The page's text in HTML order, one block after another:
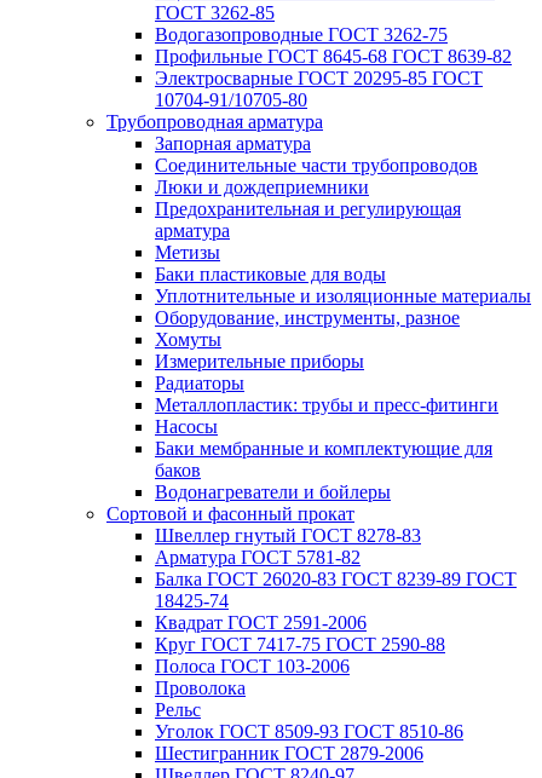
ГОСТ 3262-85
Водогазопроводные ГОСТ 3262-75
Профильные ГОСТ 8645-68 ГОСТ 8639-82
Электросварные ГОСТ 20295-85 ГОСТ
10704-91/10705-80
Трубопроводная арматура
Запорная арматура
Соединительные части трубопроводов
Люки и дождеприемники
Предохранительная и регулирующая
арматура
Метизы
Баки пластиковые для воды
Уплотнительные и изоляционные материалы
Оборудование, инструменты, разное
Хомуты
Измерительные приборы
Радиаторы
Металлопластик: трубы и пресс-фитинги
Насосы
Баки мембранные и комплектующие для
баков
Водонагреватели и бойлеры
Сортовой и фасонный прокат
Швеллер гнутый ГОСТ 8278-83
Арматура ГОСТ 5781-82
Балка ГОСТ 26020-83 ГОСТ 8239-89 ГОСТ
18425-74
Квадрат ГОСТ 2591-2006
Круг ГОСТ 7417-75 ГОСТ 2590-88
Полоса ГОСТ 103-2006
Проволока
Рельс
Уголок ГОСТ 8509-93 ГОСТ 8510-86
Шестигранник ГОСТ 2879-2006